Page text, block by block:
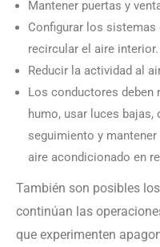
Mantener puertas y
Configurar los
recircular el aire interior.
Reducir la actividad al
Los conductores deben
humo, usar luces
seguimiento y
aire acondicionado en
También son posibles
continúan las
que experimenten